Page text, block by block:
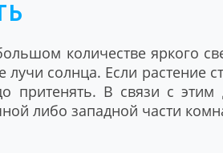
количестве яркого
лучи солнца. Если растение
притенять. В связи с этим
либо западной части